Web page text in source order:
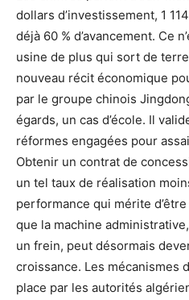
dollars d’investissement, 1
déjà 60 % d’avancement. Ce
usine de plus qui sort de terre
nouveau récit économique
par le groupe chinois
égards, un cas d’école. Il
réformes engagées pour
Obtenir un contrat de
un tel taux de réalisation
performance qui mérite
que la machine
un frein, peut désormais
croissance. Les mécanismes
place par les autorités